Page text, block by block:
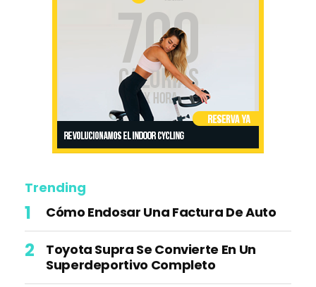
Trending
Cómo Endosar Una Factura De Auto
Toyota Supra Se Convierte En Un
Superdeportivo Completo